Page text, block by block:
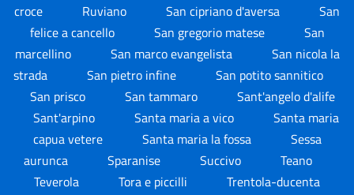
croce
Ruviano San cipriano d'aversa
San
felice a cancello
San gregorio matese
San
marcellino
San marco evangelista
San nicola la
strada
San pietro infine
San potito sannitico
San prisco
San tammaro
Sant'angelo d'alife
Sant'arpino
Santa maria a vico
Santa maria
capua vetere
Santa maria la fossa
Sessa
aurunca
Sparanise Succivo
Teano
Teverola
Tora e piccilli
Trentola-ducenta